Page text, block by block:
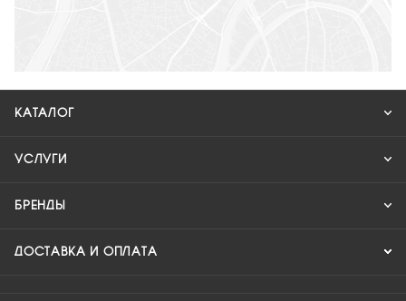
КАТАЛОГ
УСЛУГИ
БРЕНДЫ
ДОСТАВКА И ОПЛАТА